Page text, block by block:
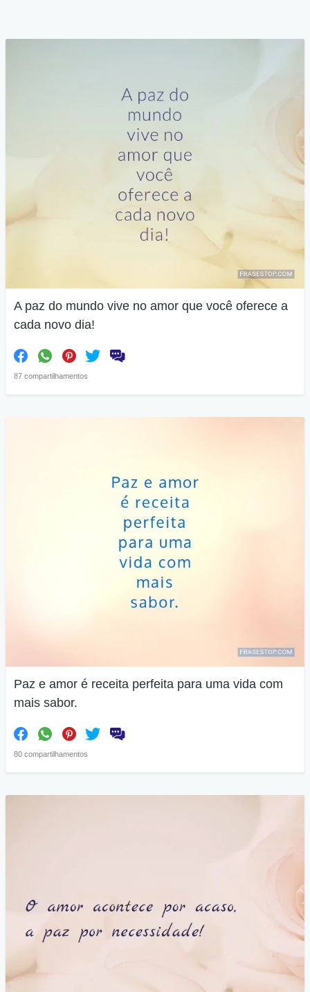
A paz do mundo vive no amor que você oferece a
cada novo dia!
87 compartilhamentos
Paz e amor é receita perfeita para uma vida com
mais sabor.
80 compartilhamentos